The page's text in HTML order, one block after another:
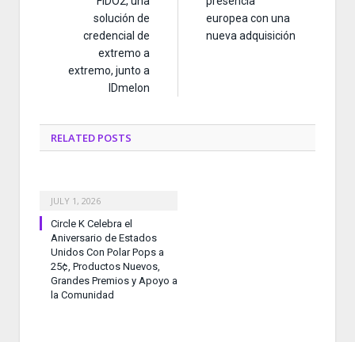
solución de
credencial de
extremo a
extremo, junto a
IDmelon
europea con una
nueva adquisición
RELATED POSTS
JULY 1, 2026
Circle K Celebra el
Aniversario de Estados
Unidos Con Polar Pops a
25¢, Productos Nuevos,
Grandes Premios y Apoyo a
la Comunidad